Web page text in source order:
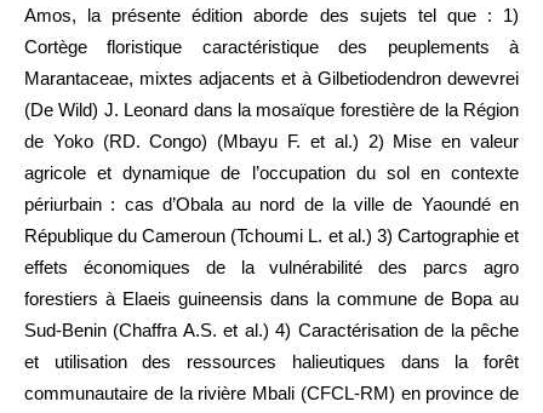
Amos, la présente édition aborde des sujets tel que : 1)
Cortège floristique caractéristique des peuplements à
Marantaceae, mixtes adjacents et à Gilbetiodendron dewevrei
(De Wild) J. Leonard dans la mosaïque forestière de la Région
de Yoko (RD. Congo) (Mbayu F. et al.) 2) Mise en valeur
agricole et dynamique de l’occupation du sol en contexte
périurbain : cas d’Obala au nord de la ville de Yaoundé en
République du Cameroun (Tchoumi L. et al.) 3) Cartographie et
effets économiques de la vulnérabilité des parcs agro
forestiers à Elaeis guineensis dans la commune de Bopa au
Sud-Benin (Chaffra A.S. et al.) 4) Caractérisation de la pêche
et utilisation des ressources halieutiques dans la forêt
communautaire de la rivière Mbali (CFCL-RM) en province de